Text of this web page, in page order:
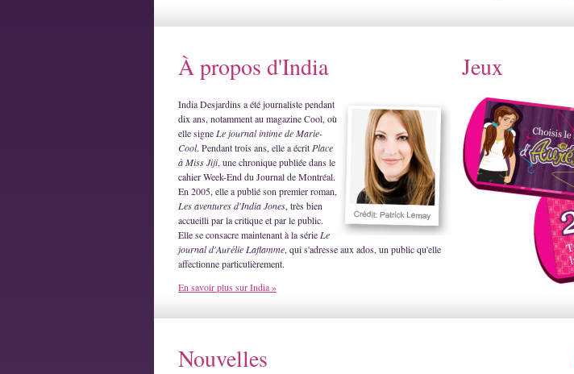
À propos d'India
India Desjardins a été journaliste pendant
dix ans, notamment au magazine Cool, où
elle signe Le journal intime de Marie-
Cool. Pendant trois ans, elle a écrit Place
à Miss Jiji, une chronique publiée dans le
cahier Week-End du Journal de Montréal.
En 2005, elle a publié son premier roman,
Les aventures d'India Jones, très bien
accueilli par la critique et par le public.
Elle se consacre maintenant à la série Le
journal d'Aurélie Laflamme, qui s'adresse aux ados, un public qu'elle
affectionne particulièrement.
En savoir plus sur India »
Jeux
Nouvelles